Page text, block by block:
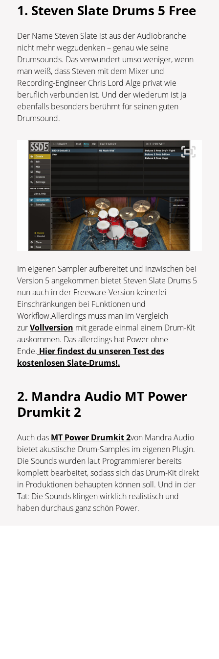
1. Steven Slate Drums 5 Free
Der Name Steven Slate ist aus der Audiobranche
nicht mehr wegzudenken – genau wie seine
Drumsounds. Das verwundert umso weniger, wenn
man weiß, dass Steven mit dem Mixer und
Recording-Engineer Chris Lord Alge privat wie
beruflich verbunden ist. Und der wiederum ist ja
ebenfalls besonders berühmt für seinen guten
Drumsound.
Im eigenen Sampler aufbereitet und inzwischen bei
Version 5 angekommen bietet Steven Slate Drums 5
nun auch in der Freeware-Version keinerlei
Einschränkungen bei Funktionen und
Workflow.Allerdings muss man im Vergleich
zurVollversion mit gerade einmal einem Drum-Kit
auskommen. Das allerdings hat Power ohne
Ende. Hier findest du unseren Test des
kostenlosen Slate-Drums!.
2. Mandra Audio MT Power
Drumkit 2
Auch das MT Power Drumkit 2von Mandra Audio
bietet akustische Drum-Samples im eigenen Plugin.
Die Sounds wurden laut Programmierer bereits
komplett bearbeitet, sodass sich das Drum-Kit direkt
in Produktionen behaupten können soll. Und in der
Tat: Die Sounds klingen wirklich realistisch und
haben durchaus ganz schön Power.